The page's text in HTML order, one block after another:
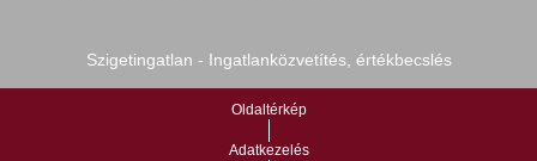
Szigetingatlan - Ingatlanközvetítés, értékbecslés
Oldaltérkép
Adatkezelés